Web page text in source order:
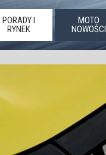
PORADY I
RYNEK
MOTO
NOWOŚCI